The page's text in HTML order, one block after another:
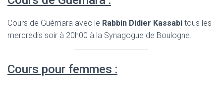
Cours de Guémara avec le Rabbin Didier Kassabi tous les
mercredis soir à 20h00 à la Synagogue de Boulogne.
Cours pour femmes :